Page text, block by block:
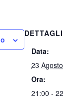
DETTAGLI
Data:
23
Ora:
21:00 -